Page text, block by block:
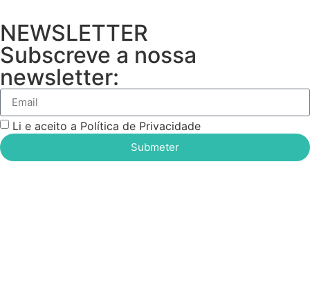
NEWSLETTER
Subscreve a nossa
newsletter:
Li e aceito a Política de Privacidade
Submeter